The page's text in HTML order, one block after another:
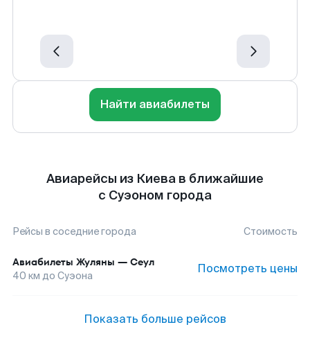
Найти авиабилеты
Авиарейсы из Киева в ближайшие
с Суэоном города
Рейсы в соседние города Стоимость
Авиабилеты Жуляны — Сеул
40 км до Суэона Посмотреть цены
Показать больше рейсов